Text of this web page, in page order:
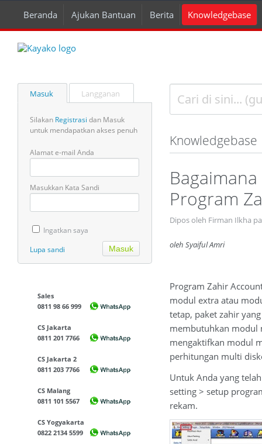
Beranda Ajukan Bantuan Berita Knowledgebase
Masuk Langganan
Silakan Registrasi dan Masuk
untuk mendapatkan akses penuh
Alamat e-mail Anda
Masukkan Kata Sandi
Ingatkan saya
Lupa sandi
Sales
0811 98 66 999
CS Jakarta
0811 201 7766
CS Jakarta 2
0811 203 7766
CS Malang
0811 101 5567
CS Yogyakarta
0822 2134 5599
Knowledgebase
Program
Dipos oleh Firman Ilkha
oleh Syaiful Amri
Program Zahir
modul extra atau
tetap, paket zahir
membutuhkan modul
mengaktifkan modul
perhitungan multi
Untuk Anda yang
setting > setup
rekam.